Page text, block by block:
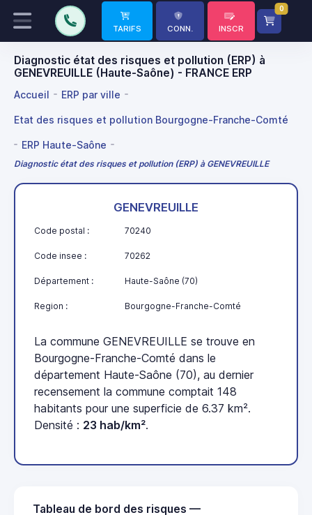
TARIFS CONN. INSCR
0
Diagnostic état des risques et pollution (ERP) à
GENEVREUILLE (Haute-Saône) - FRANCE ERP
Accueil ERP par ville
Etat des risques et pollution Bourgogne-Franche-Comté
ERP Haute-Saône
Diagnostic état des risques et pollution (ERP) à GENEVREUILLE
GENEVREUILLE
Code postal : 70240
Code insee : 70262
Département : Haute-Saône (70)
Region : Bourgogne-Franche-Comté
La commune GENEVREUILLE se trouve en
Bourgogne-Franche-Comté dans le
département Haute-Saône (70), au dernier
recensement la commune comptait 148
habitants pour une superficie de 6.37 km².
Densité : 23 hab/km².
Tableau de bord des risques —